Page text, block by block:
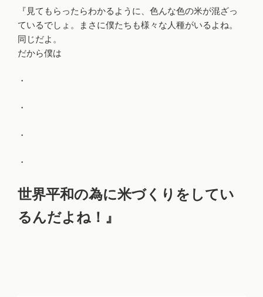
『見てもらったらわかるように、色んな色の米が混ざっ
ているでしょ。まさに僕たちも様々な人種がいるよね。
同じだよ。
だから僕は
・
・
・
・
世界平和の為に米づくりをしてい
るんだよね！』